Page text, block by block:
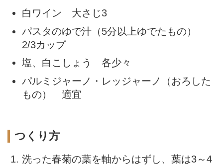
白ワイン 大さじ3
パスタのゆで汁（5分以上ゆでたもの）
2/3カップ
塩、白こしょう 各少々
パルミジャーノ・レッジャーノ（おろした
もの） 適宜
つくり方
洗った春菊の葉を軸からはずし、葉は3～4